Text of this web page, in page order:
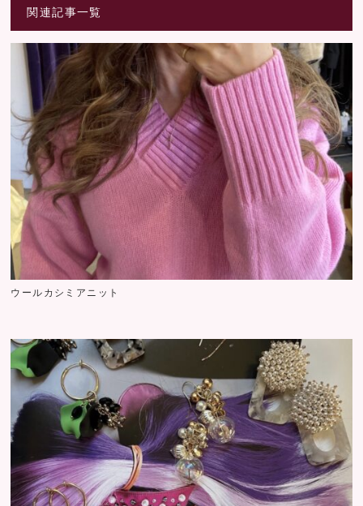
関連記事一覧
ウールカシミアニット